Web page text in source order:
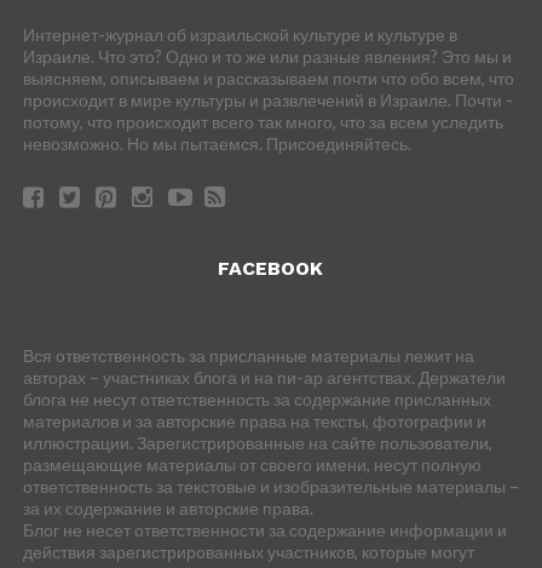
Интернет-журнал об израильской культуре и культуре в
Израиле. Что это? Одно и то же или разные явления? Это мы и
выясняем, описываем и рассказываем почти что обо всем, что
происходит в мире культуры и развлечений в Израиле. Почти -
потому, что происходит всего так много, что за всем уследить
невозможно. Но мы пытаемся. Присоединяйтесь.
FACEBOOK
Вся ответственность за присланные материалы лежит на
авторах – участниках блога и на пи-ар агентствах. Держатели
блога не несут ответственность за содержание присланных
материалов и за авторские права на тексты, фотографии и
иллюстрации. Зарегистрированные на сайте пользователи,
размещающие материалы от своего имени, несут полную
ответственность за текстовые и изобразительные материалы –
за их содержание и авторские права.
Блог не несет ответственности за содержание информации и
действия зарегистрированных участников, которые могут